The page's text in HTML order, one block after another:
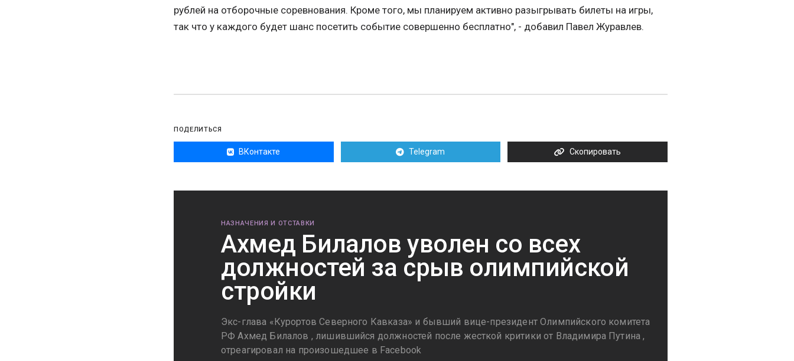
рублей на отборочные соревнования. Кроме того, мы планируем активно разыгрывать билеты на игры,
так что у каждого будет шанс посетить событие совершенно бесплатно", - добавил Павел Журавлев.
ПОДЕЛИТЬСЯ
ВКонтакте Telegram Скопировать
НАЗНАЧЕНИЯ И ОТСТАВКИ
Ахмед Билалов уволен со всех
должностей за срыв олимпийской
стройки
Экс-глава «Курортов Северного Кавказа» и бывший вице-президент Олимпийского комитета
РФ Ахмед Билалов , лишившийся должностей после жесткой критики от Владимира Путина ,
отреагировал на произошедшее в Facebook